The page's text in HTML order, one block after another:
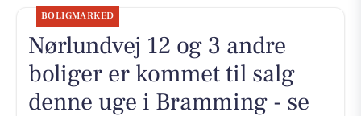
BOLIGMARKED
Nørlundvej 12 og 3 andre
boliger er kommet til salg
denne uge i Bramming - se